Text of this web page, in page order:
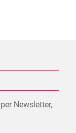
Newsletter,